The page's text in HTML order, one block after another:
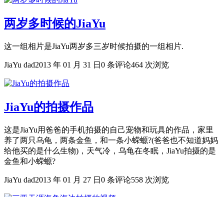
两岁多时候的JiaYu
这一组相片是JiaYu两岁多三岁时候拍摄的一组相片.
JiaYu dad2013 年 01 月 31 日 0 条评论464 次浏览
JiaYu的拍摄作品
这是JiaYu用爸爸的手机拍摄的自己宠物和玩具的作品，家里
养了两只乌龟，两条金鱼，和一条小蝾螈?(爸爸也不知道妈妈
给他买的是什么生物)，天气冷，乌龟在冬眠，JiaYu拍摄的是
金鱼和小蝾螈?
JiaYu dad2013 年 01 月 27 日 0 条评论558 次浏览